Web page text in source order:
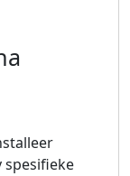
spesifieke